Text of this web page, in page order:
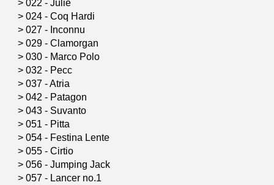
> 022 - Julie
> 024 - Coq Hardi
> 027 - Inconnu
> 029 - Clamorgan
> 030 - Marco Polo
> 032 - Pecc
> 037 - Atria
> 042 - Patagon
> 043 - Suvanto
> 051 - Pitta
> 054 - Festina Lente
> 055 - Cirtio
> 056 - Jumping Jack
> 057 - Lancer no.1